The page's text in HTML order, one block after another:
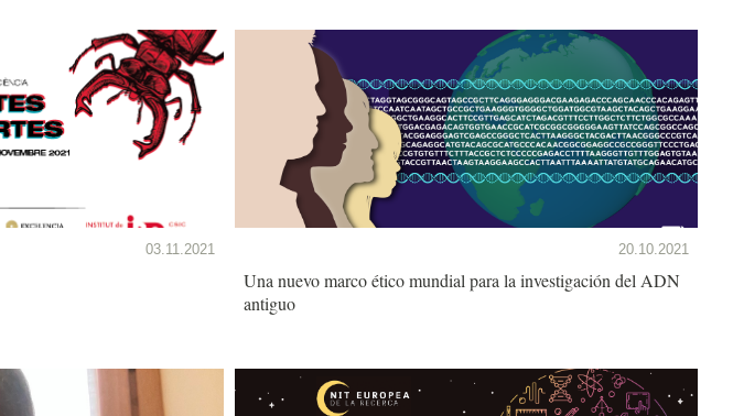
03.11.2021 20.10.2021
Una nuevo marco ético mundial para la investigación del ADN
antiguo